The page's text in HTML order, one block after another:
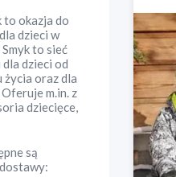
to okazja do
dzieci w
to sieć
dzieci od
życia oraz dla
m.in. z
dziecięce,
są